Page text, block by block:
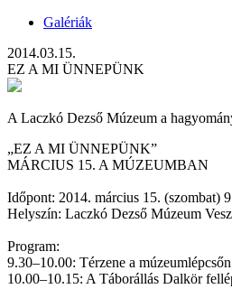
Galériák
2014.03.15.
EZ A MI ÜNNEPÜNK
A Laczkó Dezső Múzeum a
„EZ A MI ÜNNEPÜNK”
MÁRCIUS 15. A MÚZEUMBAN
Időpont: 2014. március 15. (szombat)
Helyszín: Laczkó Dezső Múzeum
Program:
9.30‒10.00: Térzene a
10.00‒10.15: A Táborállás Dalkör